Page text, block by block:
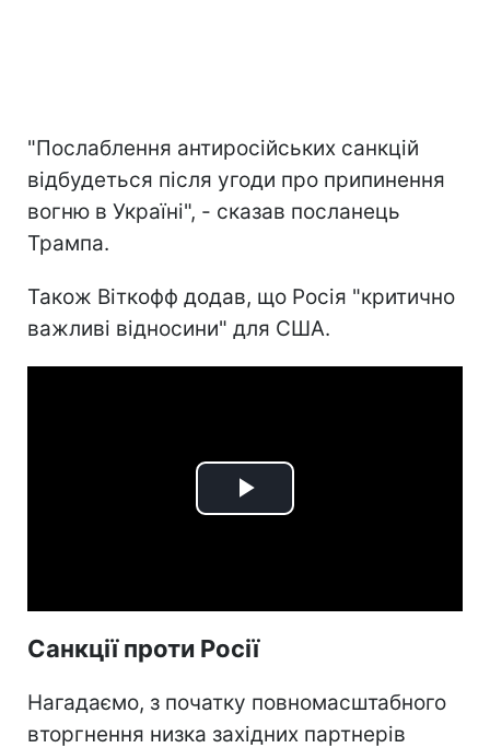
"Послаблення антиросійських санкцій
відбудеться після угоди про припинення
вогню в Україні", - сказав посланець
Трампа.
Також Віткофф додав, що Росія "критично
важливі відносини" для США.
Play
Санкції проти Росії
Нагадаємо, з початку повномасштабного
вторгнення низка західних партнерів